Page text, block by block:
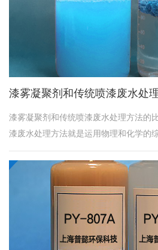
漆雾凝聚剂和传统喷漆废水处
漆雾凝聚剂和传统喷漆废水处理方法的
漆废水处理方法就是运用物理和化学的
理，包括物理过程和化学过程的单项处
的浮选、吸附、萃取、电解、电渗析、
较稳定。但是，该工艺的操作十分繁琐
备费和综合成本费用非常贵。